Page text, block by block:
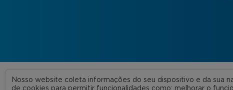
A FGV
Nosso website coleta informações do seu dispositivo e da sua
de cookies para permitir funcionalidades como: melhorar o